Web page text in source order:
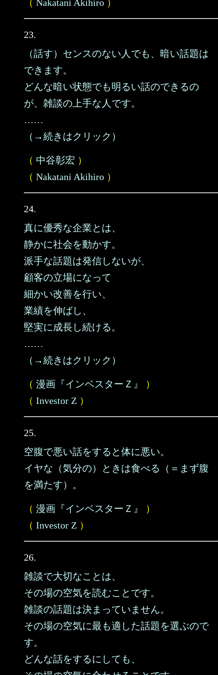
（ Nakatani Akihiro ）
23.
（話す）センスのない人でも、暗い話題は
できます。
どんな暗い状態でも明るい話のできるの
が、雑談の上手な人です。
……
（→続きはクリック）
（ 中谷彰宏 ）
（ Nakatani Akihiro ）
24.
真に優秀な企業とは、
静かに社会を動かす。
派手な話題は発信しないが、
顧客の立場になって
細かい改善を行い、
業績を伸ばし、
堅実に成長し続ける。
……
（→続きはクリック）
（ 漫画『インベスターＺ』
）
（ Investor Z ）
25.
空腹で悪い話をすると体に悪い。
イヤな（気分の）ときは食べる（＝まず腹
を満たす）。
（ 漫画『インベスターＺ』
）
（ Investor Z ）
26.
雑談で大切なことは、
その場の空気を読むことです。
雑談の話題は決まっていません。
その場の空気に最も適した話題を選ぶので
す。
どんな話をするにしても、